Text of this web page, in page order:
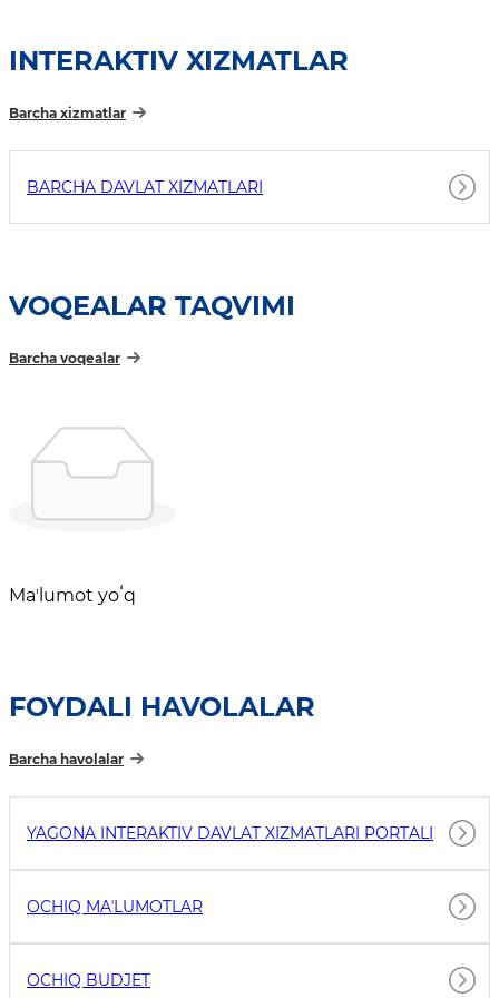
INTERAKTIV XIZMATLAR
Barcha xizmatlar
BARCHA DAVLAT XIZMATLARI
VOQEALAR TAQVIMI
Barcha voqealar
Maʼlumot yoʻq
FOYDALI HAVOLALAR
Barcha havolalar
YAGONA INTERAKTIV DAVLAT XIZMATLARI PORTALI
OCHIQ MAʼLUMOTLAR
OCHIQ BUDJET